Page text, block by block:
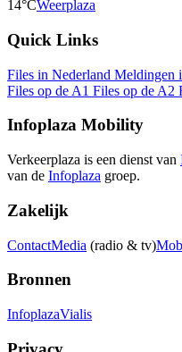
14°CWeerplaza
Quick Links
Files in Nederland Meldingen
Files op de A1 Files op de A2
Infoplaza Mobility
Verkeerplaza is een dienst van
van de Infoplaza groep.
Zakelijk
ContactMedia (radio & tv)
Bronnen
InfoplazaVialis